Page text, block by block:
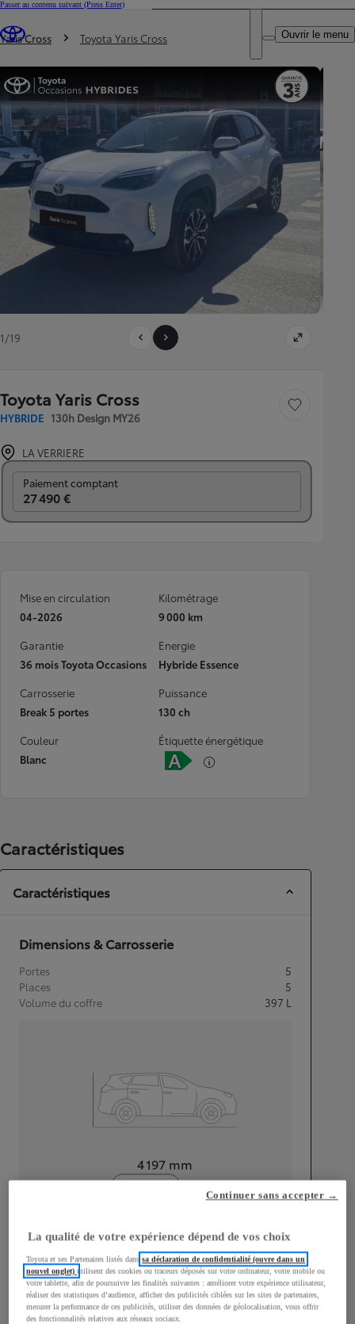
Passer au contenu suivant (Press Enter)
Trouvez un partenaire Toyota
DEALER NAME
Ouvrir le menu
Vous êtes ici
Yaris Cross Toyota Yaris Cross
1/19
Toyota Yaris Cross
HYBRIDE 130h Design MY26
Sauvegarder le
LA VERRIERE
Paiement comptant
27 490 €
Mise en circulation
04-2026
Kilométrage
9 000 km
Garantie
36 mois Toyota Occasions
Energie
Hybride Essence
Carrosserie
Break 5 portes
Puissance
130 ch
Couleur
Blanc
Étiquette énergétique
Caractéristiques
Caractéristiques
Dimensions & Carrosserie
Portes
5
Places
5
Volume du coffre
397 L
4 197 mm
Largeur
1 765mm
La qualité de votre expérience dépend de vos choix
Toyota et ses Partenaires listés danssa déclaration de confidentialité (ouvre dans un
nouvel onglet)utilisent des cookies ou traceurs déposés sur votre ordinateur, votre mobile ou
votre tablette, afin de poursuivre les finalités suivantes : améliorer votre expérience utilisateur,
réaliser des statistiques d’audience, afficher des publicités ciblées sur les sites de partenaires,
mesurer la performance de ces publicités, utiliser des données de géolocalisation, vous offrir
des fonctionnalités relatives aux réseaux sociaux.
Continuer sans accepter →